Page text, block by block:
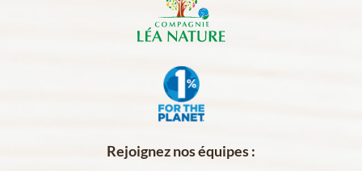
Rejoignez nos équipes :